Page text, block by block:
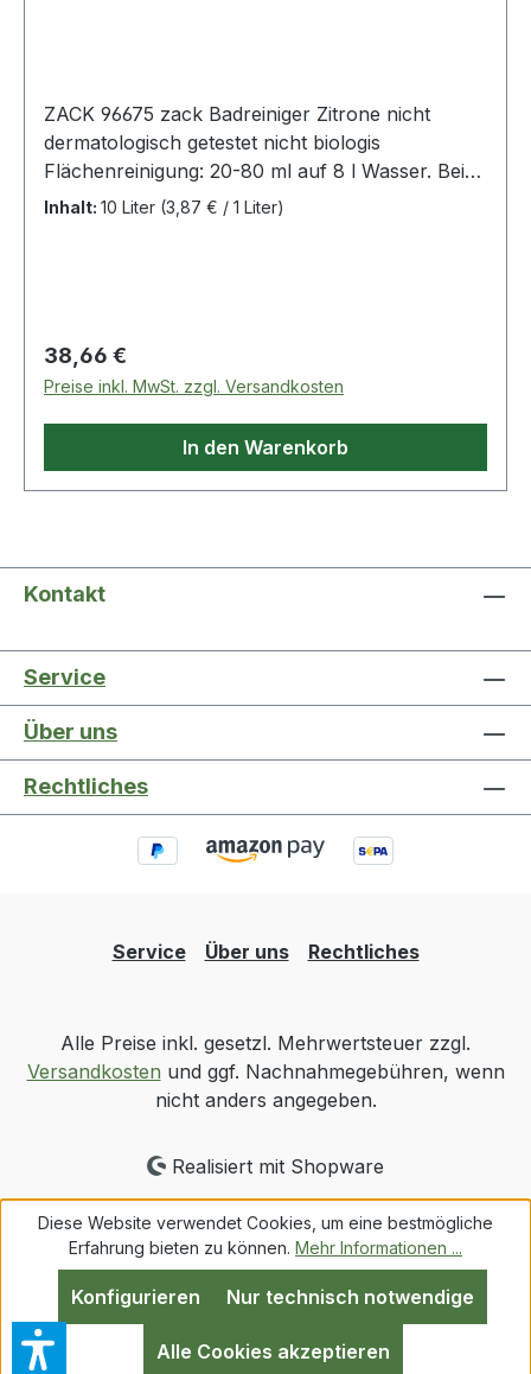
ZACK 96675 zack Badreiniger Zitrone nicht
dermatologisch getestet nicht biologis
Flächenreinigung: 20-80 ml auf 8 l Wasser. Bei
starker Verschmutzung konzentrierter
Inhalt: 10 Liter (3,87 € / 1 Liter)
Regulärer Preis:
38,66 €
Preise inkl. MwSt. zzgl. Versandkosten
In den Warenkorb
Kontakt
Service
Über uns
Rechtliches
Service Über uns Rechtliches
Alle Preise inkl. gesetzl. Mehrwertsteuer zzgl.
Versandkosten und ggf. Nachnahmegebühren, wenn
nicht anders angegeben.
Realisiert mit Shopware
Diese Website verwendet Cookies, um eine bestmögliche
Erfahrung bieten zu können. Mehr Informationen ...
Nur technisch notwendige
Konfigurieren
Alle Cookies akzeptieren